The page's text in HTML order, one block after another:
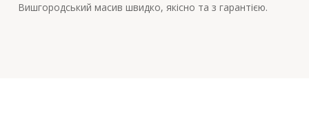
Вишгородський масив швидко, якісно та з гарантією.